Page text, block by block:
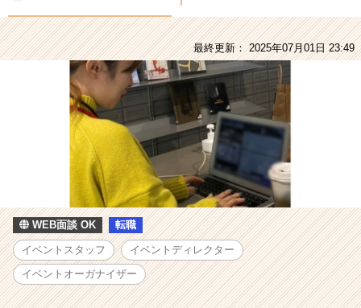
求
業
務
回
せ
る、
で
も
心
は
満
た
さ
最終更新： 2025年07月01日 23:49
WEB面談 OK 転職
イベントスタッフ イベントディレクター
イベントオーガナイザー